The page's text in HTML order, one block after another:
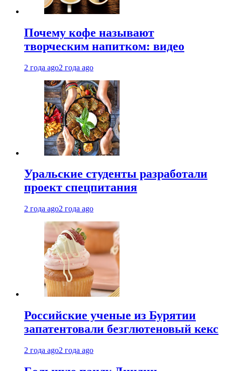
Почему кофе называют
творческим напитком: видео
2 года ago2 года ago
Уральские студенты разработали
проект спецпитания
2 года ago2 года ago
Российские ученые из Бурятии
запатентовали безглютеновый кекс
2 года ago2 года ago